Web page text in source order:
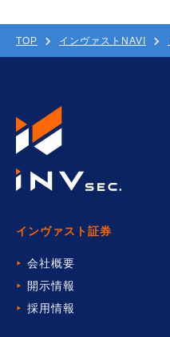
TOP インヴァストNAVI
インヴァスト証券
会社概要
開示情報
採用情報